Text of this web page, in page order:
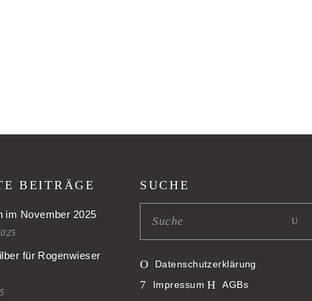
BEITRÄGE
im November 2025
für Rogenwieser
SUCHE
Datenschutzerklärung
Impressum
AGBs